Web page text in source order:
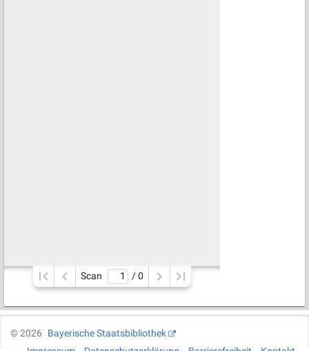
Scan / 0
©2026
Bayerische Staatsbibliothek